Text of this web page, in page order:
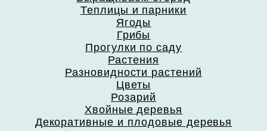
Теплицы и парники
Ягоды
Грибы
Прогулки по саду
Растения
Разновидности растений
Цветы
Розарий
Хвойные деревья
Декоративные и плодовые деревья